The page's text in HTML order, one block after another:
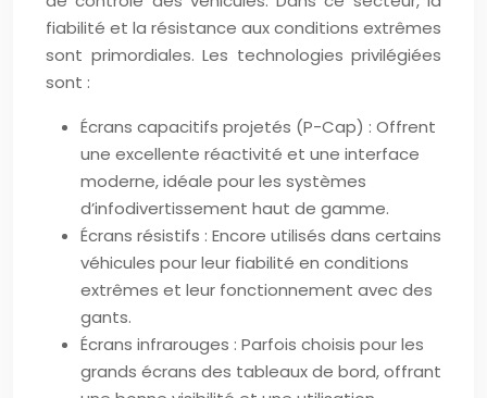
fiabilité et la résistance aux conditions extrêmes
sont primordiales. Les technologies privilégiées
sont :
Écrans capacitifs projetés (P-Cap) : Offrent
une excellente réactivité et une interface
moderne, idéale pour les systèmes
d’infodivertissement haut de gamme.
Écrans résistifs : Encore utilisés dans certains
véhicules pour leur fiabilité en conditions
extrêmes et leur fonctionnement avec des
gants.
Écrans infrarouges : Parfois choisis pour les
grands écrans des tableaux de bord, offrant